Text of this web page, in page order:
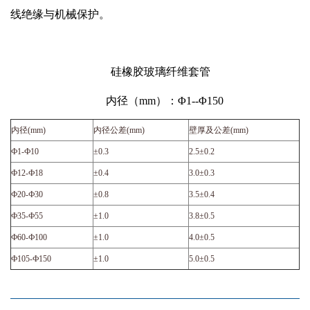
线绝缘与机械保护。
硅橡胶玻璃纤维套管
内径（mm）：Φ1--Φ150
内径(mm) 内径公差(mm) 壁厚及公差(mm)
Ф1-Ф10 ±0.3 2.5±0.2
Ф12-Ф18 ±0.4 3.0±0.3
Ф20-Ф30 ±0.8 3.5±0.4
Ф35-Ф55 ±1.0 3.8±0.5
Ф60-Ф100 ±1.0 4.0±0.5
Ф105-Ф150 ±1.0 5.0±0.5